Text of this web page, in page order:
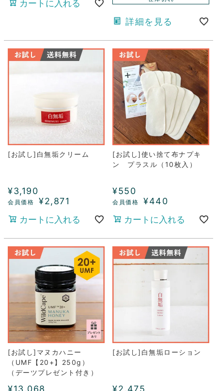
カートに入れる
詳細を見る
[お試し]白無垢クリーム
¥3,190
¥2,871
カートに入れる
[お試し]使い捨て布ナプキ
ン プラスル（10枚入）
¥550
¥440
カートに入れる
[お試し]マヌカハニー
（UMF【20+】250g）
（デーツプレゼント付き）
¥13,068
[お試し]白無垢ローション
¥2,475